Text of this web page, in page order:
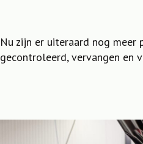
Nu zijn er uiteraard nog
gecontroleerd, vervangen en